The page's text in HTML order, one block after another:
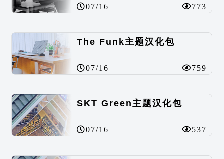
07/16 773
The Funk主题汉化包
07/16 759
SKT Green主题汉化包
07/16 537